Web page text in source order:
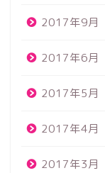
2017年9月
2017年6月
2017年5月
2017年4月
2017年3月